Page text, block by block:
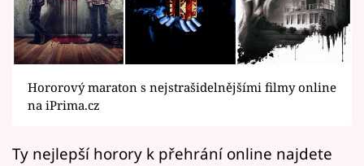
Sledujte prima+
Filmový festival Karlovy Vary
Pořady
Mámy sobě
Hororový maraton s nejstrašidelnějšími filmy online
na iPrima.cz
Ty nejlepší horory k přehrání online najdete